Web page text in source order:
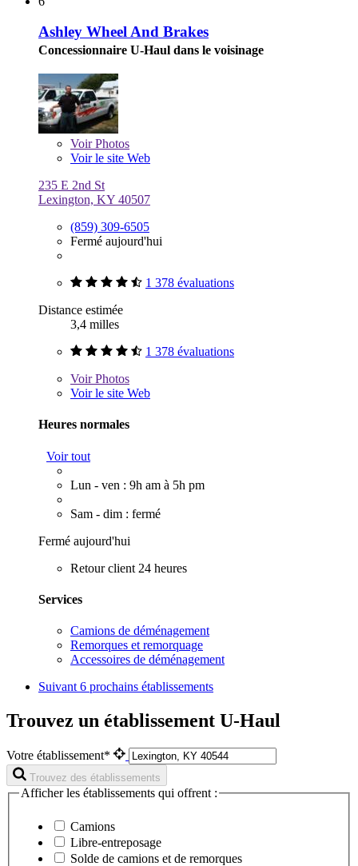
Ashley Wheel And Brakes
Concessionnaire U-Haul dans le voisinage
VoirPhotos
Voir le site Web
235 E 2nd St
Lexington, KY 40507
(859) 309-6505
Fermé aujourd'hui
1 378 évaluations
Distance estimée
3,4 milles
1 378 évaluations
VoirPhotos
Voir le site Web
Heures normales
Voir tout
Lun - ven : 9h am à 5h pm
Sam - dim : fermé
Fermé aujourd'hui
Retour client 24 heures
Services
Camions de déménagement
Remorques et remorquage
Accessoires de déménagement
Suivant 6 prochains établissements
Trouvez un établissement U-Haul
Votre établissement*
Trouvez des établissements
Afficher les établissements qui offrent :
Camions
Libre-entreposage
Solde de camions et de remorques